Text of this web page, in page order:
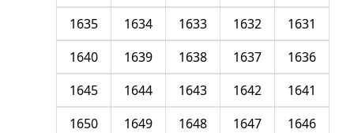
1631
1632
1633
1634
1635
1636
1637
1638
1639
1640
1641
1642
1643
1644
1645
1646
1647
1648
1649
1650